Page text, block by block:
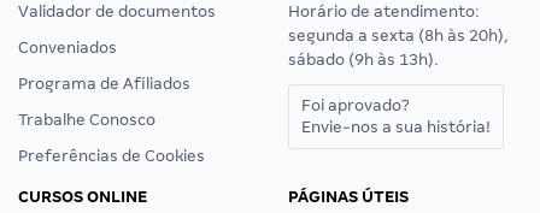
Validador de documentos
Conveniados
Programa de Afiliados
Trabalhe Conosco
Preferências de Cookies
Horário de atendimento:
segunda a sexta (8h às 20h),
sábado (9h às 13h).
Foi aprovado?
Envie-nos a sua história!
CURSOS ONLINE
PÁGINAS ÚTEIS